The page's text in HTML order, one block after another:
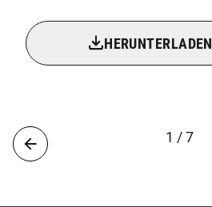
HERUNTERLADEN
1 / 7